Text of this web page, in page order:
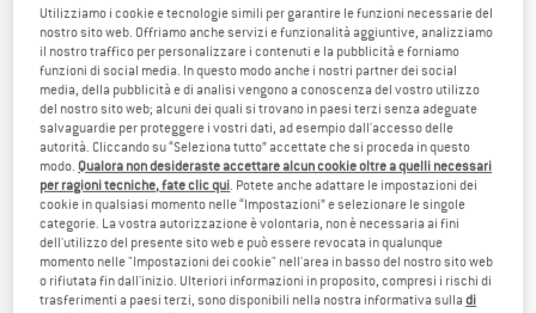
magliette & camicie|Gilet outdoor|Abiti & gonne|Giacche
outdoor|Lycra|Intimo & baselayer|Felpe & maglioni|Tute
outdoornello shop online di Roxy!
COPRICAPI OUTDOOR - DONNA
UNITÀ DI MISURA TAGLIA
INT. S/M M/L
Circonferenza testa (cm) 56 58
Utilizziamo i cookie e tecnologie simili per garantire le funzioni necessarie del
nostro sito web. Offriamo anche servizi e funzionalità aggiuntive, analizziamo
il nostro traffico per personalizzare i contenuti e la pubblicità e forniamo
funzioni di social media. In questo modo anche i nostri partner dei social
media, della pubblicità e di analisi vengono a conoscenza del vostro utilizzo
del nostro sito web; alcuni dei quali si trovano in paesi terzi senza adeguate
salvaguardie per proteggere i vostri dati, ad esempio dall'accesso delle
autorità. Cliccando su “Seleziona tutto” accettate che si proceda in questo
modo. Qualora non desideraste accettare alcun cookie oltre a quelli necessari
per ragioni tecniche, fate clic qui. Potete anche adattare le impostazioni dei
cookie in qualsiasi momento nelle “Impostazioni” e selezionare le singole
categorie. La vostra autorizzazione è volontaria, non è necessaria ai fini
dell'utilizzo del presente sito web e può essere revocata in qualunque
momento nelle "Impostazioni dei cookie" nell'area in basso del nostro sito web
o rifiutata fin dall'inizio. Ulteriori informazioni in proposito, compresi i rischi di
trasferimenti a paesi terzi, sono disponibili nella nostra informativa sulladi